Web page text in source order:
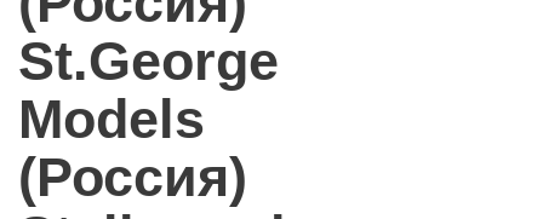
St.George
Models
(Россия)